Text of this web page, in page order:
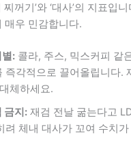
찌꺼기’와 ‘대사’의 지표입
매우 민감합니다.
별: 콜라, 주스, 믹스커피 같
즉각적으로 끌어올립니다.
체하세요.
금지: 재검 전날 굶는다고
려 체내 대사가 꼬여 수치